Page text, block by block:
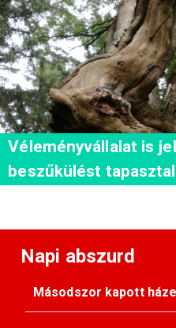
Véleményvállalat is
beszűkülést tapasztal
Napi abszurd
Másodszor kapott